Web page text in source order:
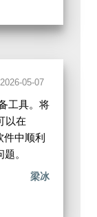
2026-05-07
工具。将
以在
中顺利
。
梁冰